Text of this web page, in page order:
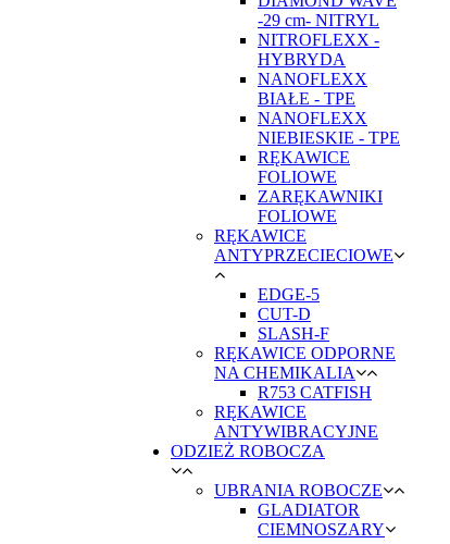
-29 cm- NITRYL
NITROFLEXX -
HYBRYDA
NANOFLEXX
BIAŁE - TPE
NANOFLEXX
NIEBIESKIE - TPE
RĘKAWICE
FOLIOWE
ZARĘKAWNIKI
FOLIOWE
RĘKAWICE
ANTYPRZECIECIOWE
EDGE-5
CUT-D
SLASH-F
RĘKAWICE ODPORNE
NA CHEMIKALIA
R753 CATFISH
RĘKAWICE
ANTYWIBRACYJNE
ODZIEŻ ROBOCZA
UBRANIA ROBOCZE
GLADIATOR
CIEMNOSZARY